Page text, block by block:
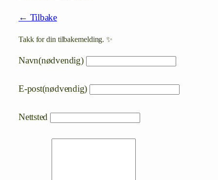
← Tilbake
Takk for din tilbakemelding. ✨
Navn(nødvendig)
E-post(nødvendig)
Nettsted